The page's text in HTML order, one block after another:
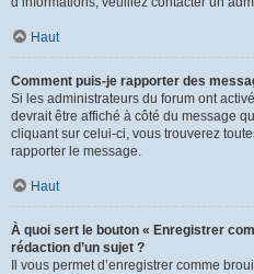
Haut
Comment puis-je rapporter des
Si les administrateurs du forum ont
devrait être affiché à côté du message
cliquant sur celui-ci, vous trouverez
rapporter le message.
Haut
À quoi sert le bouton « Enregistrer
rédaction d’un sujet ?
Il vous permet d’enregistrer comme